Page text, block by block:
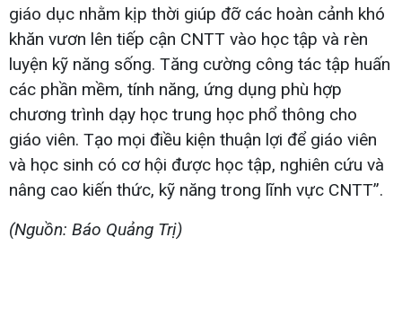
giáo dục nhằm kịp thời giúp đỡ các hoàn cảnh khó
khăn vươn lên tiếp cận CNTT vào học tập và rèn
luyện kỹ năng sống. Tăng cường công tác tập huấn
các phần mềm, tính năng, ứng dụng phù hợp
chương trình dạy học trung học phổ thông cho
giáo viên. Tạo mọi điều kiện thuận lợi để giáo viên
và học sinh có cơ hội được học tập, nghiên cứu và
nâng cao kiến thức, kỹ năng trong lĩnh vực CNTT”.
(Nguồn: Báo Quảng Trị)